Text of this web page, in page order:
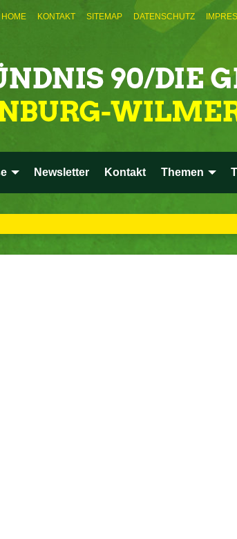
HOME KONTAKT SITEMAP DATENSCHUTZ
Newsletter Kontakt Themen